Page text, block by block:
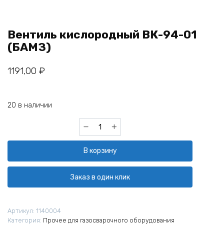
Вентиль кислородный ВК-94-01
(БАМЗ)
1191,00 ₽
20 в наличии
Количество
товара
кислородный
ВК-94-
01
(БАМЗ)
В корзину
Заказ в один клик
Артикул: 1140004
Категория: Прочее для газосварочного оборудования